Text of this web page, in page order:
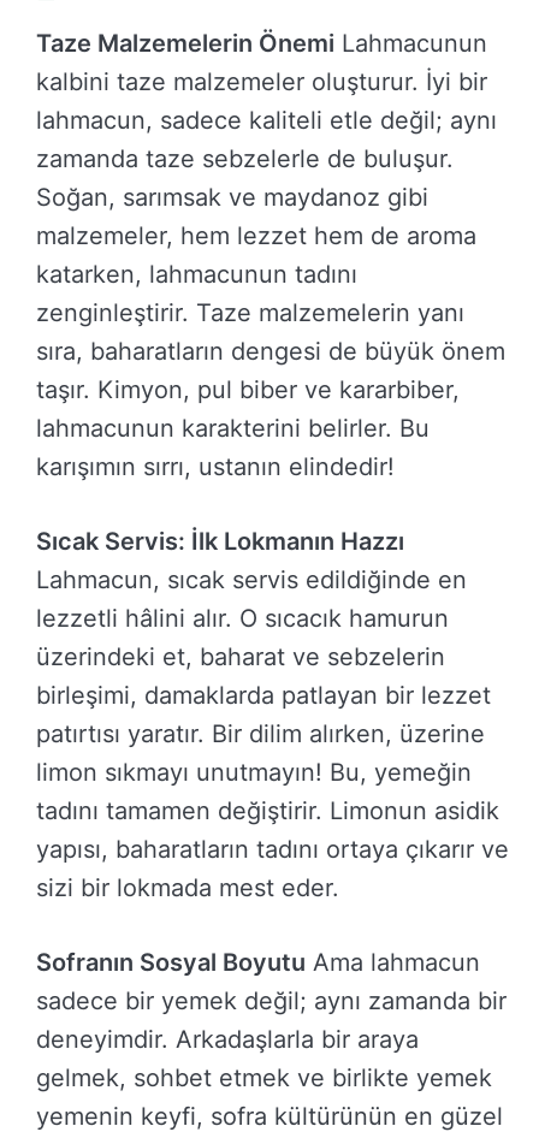
Taze Malzemelerin Önemi Lahmacunun
kalbini taze malzemeler oluşturur. İyi bir
lahmacun, sadece kaliteli etle değil; aynı
zamanda taze sebzelerle de buluşur.
Soğan, sarımsak ve maydanoz gibi
malzemeler, hem lezzet hem de aroma
katarken, lahmacunun tadını
zenginleştirir. Taze malzemelerin yanı
sıra, baharatların dengesi de büyük önem
taşır. Kimyon, pul biber ve kararbiber,
lahmacunun karakterini belirler. Bu
karışımın sırrı, ustanın elindedir!
Sıcak Servis: İlk Lokmanın Hazzı
Lahmacun, sıcak servis edildiğinde en
lezzetli hâlini alır. O sıcacık hamurun
üzerindeki et, baharat ve sebzelerin
birleşimi, damaklarda patlayan bir lezzet
patırtısı yaratır. Bir dilim alırken, üzerine
limon sıkmayı unutmayın! Bu, yemeğin
tadını tamamen değiştirir. Limonun asidik
yapısı, baharatların tadını ortaya çıkarır ve
sizi bir lokmada mest eder.
Sofranın Sosyal Boyutu Ama lahmacun
sadece bir yemek değil; aynı zamanda bir
deneyimdir. Arkadaşlarla bir araya
gelmek, sohbet etmek ve birlikte yemek
yemenin keyfi, sofra kültürünün en güzel